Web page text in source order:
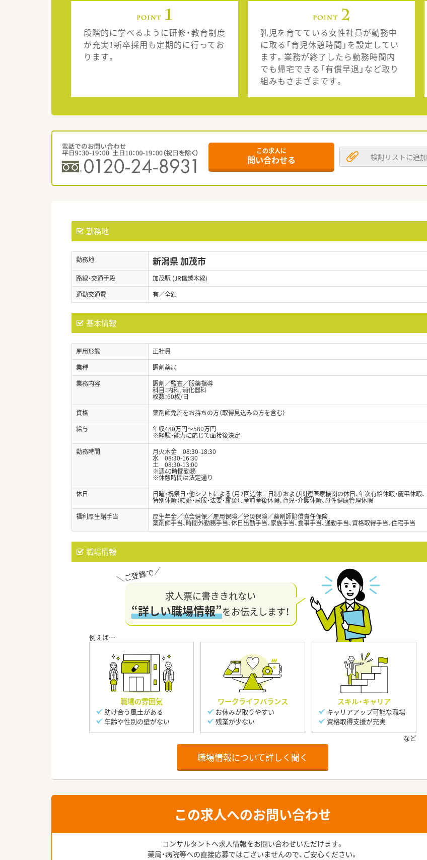
段階的に学べるように研修・教育制度
が充実！新卒採用も定期的に行ってお
ります。
乳児を育てている女性社員が勤務中
に取る「育児休憩時間」を設定してい
ます。業務が終了したら勤務時間内
でも帰宅できる「有償早退」など取り
組みもさまざまです。
この求人に
問い合わせる 検討リストに追加
勤務地
勤務地 新潟県 加茂市
路線・交通手段
加茂駅 (JR信越本線)
通勤交通費
有／全額
基本情報
雇用形態
正社員
業種
調剤薬局
業務内容
調剤／監査／服薬指導
科目：内科, 消化器科
枚数：60枚/日
資格
薬剤師免許をお持ちの方（取得見込みの方を含む）
給与
年収480万円～580万円
※経験・能力に応じて面接後決定
勤務時間
月火木金 08:30-18:30
水 08:30-16:30
土 08:30-13:00
※週40時間勤務
※休憩時間は法定通り
休日
日曜・祝祭日・他シフトによる（月2回週休二日制）および関連医療機関の休日、年次有給休暇・慶弔休暇、
特別休暇（結婚・忌服・法要・羅災）、産前産後休暇、育児・介護休暇、母性健康管理休暇
福利厚生諸手当
厚生年金／協会健保／雇用保険／労災保険／薬剤師賠償責任保険
薬剤師手当、時間外勤務手当、休日出勤手当、家族手当、食事手当、通勤手当、資格取得手当、住宅手当
職場情報
求人票に書ききれない
“詳しい職場情報”をお伝えします！
職場の雰囲気
助け合う風土がある
年齢や性別の壁がない
ワークライフバランス
お休みが取りやすい
残業が少ない
スキル・キャリア
キャリアアップ可能な職場
資格取得支援が充実
職場情報について詳しく聞く
この求人へのお問い合わせ
コンサルタントへ求人情報をお問い合わせいただけます。
薬局・病院等への直接応募ではございませんので、ご安心ください。